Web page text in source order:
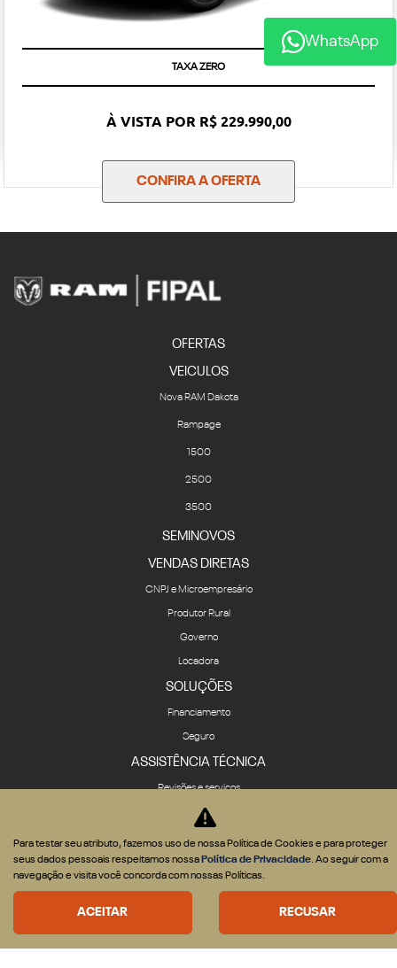
TAXA ZERO
À VISTA POR R$ 229.990,00
CONFIRA A OFERTA
OFERTAS
VEICULOS
Nova RAM Dakota
Rampage
1500
2500
3500
SEMINOVOS
VENDAS DIRETAS
CNPJ e Microempresário
Produtor Rural
Governo
Locadora
SOLUÇÕES
Financiamento
Seguro
ASSISTÊNCIA TÉCNICA
Revisões e serviços
Peças
CONTATO
Fale Conosco
Quem Somos
WhatsApp
Para testar seu atributo, fazemos uso de nossa Política de Cookies e para proteger
seus dados pessoais respeitamos nossa Política de Privacidade. Ao seguir com a
navegação e visita você concorda com nossas Políticas.
ACEITAR RECUSAR